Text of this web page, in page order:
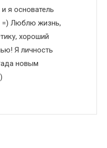
я основатель
=) Люблю жизнь,
хороший
Я личность
новым